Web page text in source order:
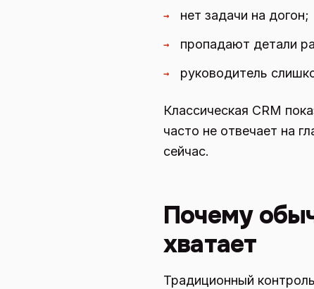
→ нет задачи на догон;
→ пропадают детали
→ руководитель
Классическая CRM
часто не отвечает на
сейчас.
Почему
хватает
Традиционный